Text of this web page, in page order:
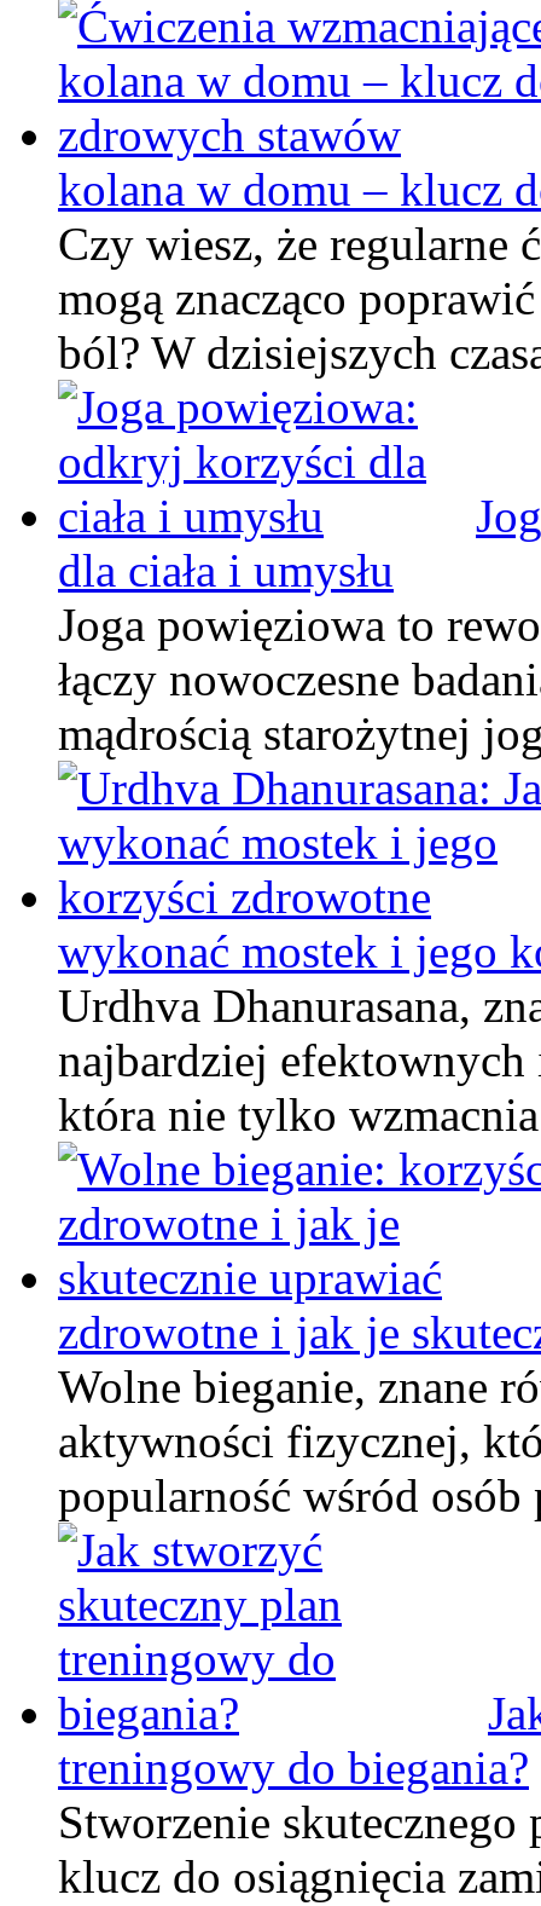
kolana w domu – klucz
Czy wiesz, że regularne
mogą znacząco
ból? W dzisiejszych
dla ciała i umysłu
Joga powięziowa to
łączy nowoczesne
mądrością starożytnej
wykonać mostek i jego
Urdhva Dhanurasana,
najbardziej
która nie tylko
zdrowotne i jak je
Wolne bieganie, znane
aktywności fizycznej,
popularność wśród
treningowy do biegania?
Stworzenie
klucz do osiągnięcia